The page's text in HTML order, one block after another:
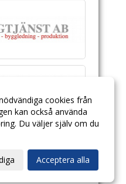
cookies från
kan också använda
Du väljer själv om du
Acceptera alla